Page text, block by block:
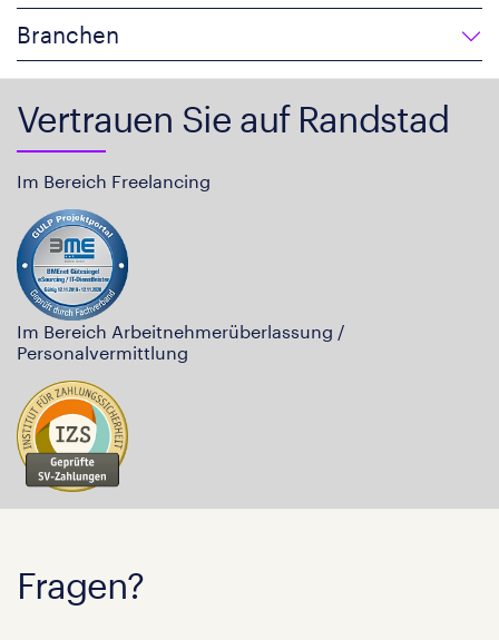
Branchen
Vertrauen Sie auf Randstad
Im Bereich Freelancing
Im Bereich Arbeitnehmerüberlassung /
Personalvermittlung
Fragen?